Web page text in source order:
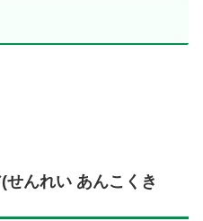
せんれい あんこくき